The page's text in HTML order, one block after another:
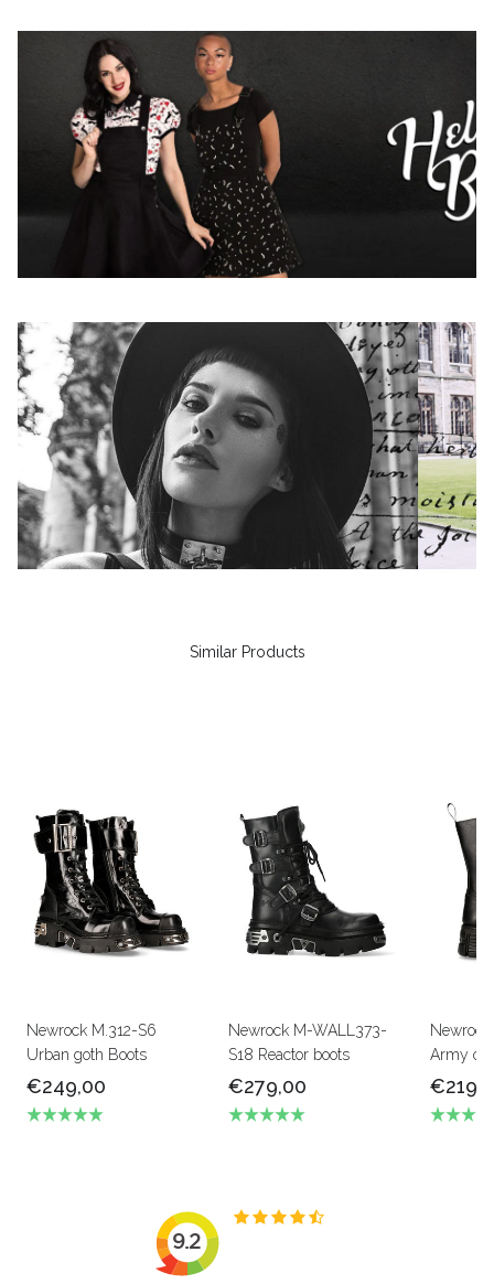
Similar Products
Newrock M.312-S6
Urban goth Boots
€249,00
Newrock M-WALL373-
S18 Reactor boots
€279,00
Newrock
Army of